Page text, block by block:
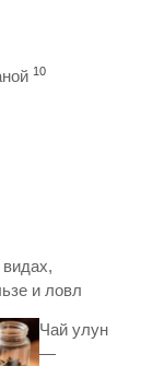
10
и ловл
Чай улун
—